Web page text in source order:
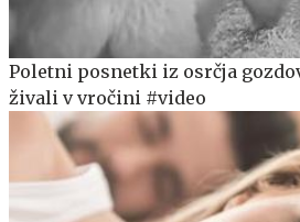
Poletni posnetki iz osrčja
živali v vročini #video